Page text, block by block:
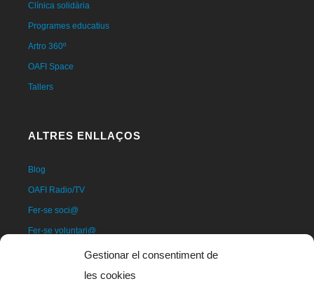
Gestionar el consentiment de
les cookies
Clínica solidària
Programes educatius
Artro 360º
OAFI Space
Tallers
ALTRES ENLLAÇOS
Blog
OAFI Radio/TV
Fer-se soci@
Fer-se voluntari@